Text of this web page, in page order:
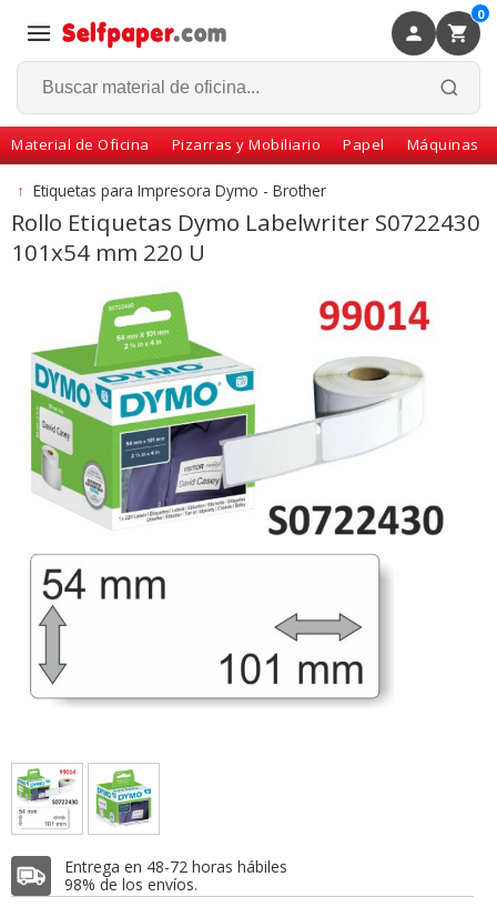
0
Material de Oficina Pizarras y Mobiliario Papel Máquinas
Volver
↑ Etiquetas para Impresora Dymo - Brother
Rollo Etiquetas Dymo Labelwriter S0722430
101x54 mm 220 U
Entrega en 48-72 horas hábiles
98% de los envíos.